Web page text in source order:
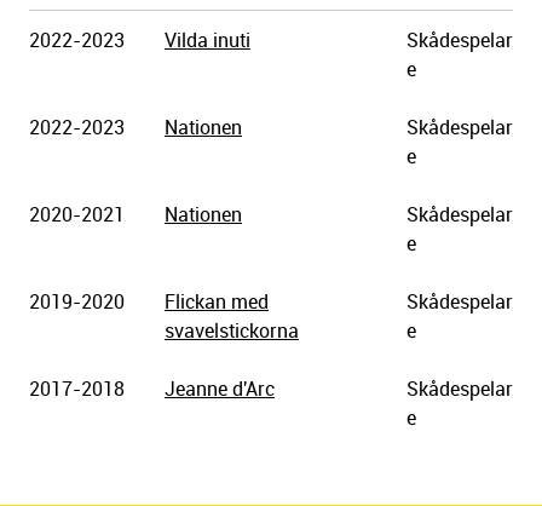
Göteborgs
2022-2023 Vilda inuti
Skådespelar
e
2022-2023 Nationen
Skådespelar
e
2020-2021 Nationen
Skådespelar
e
2019-2020
Flickan med
svavelstickorna
Skådespelar
e
2017-2018 Jeanne d'Arc
Skådespelar
e